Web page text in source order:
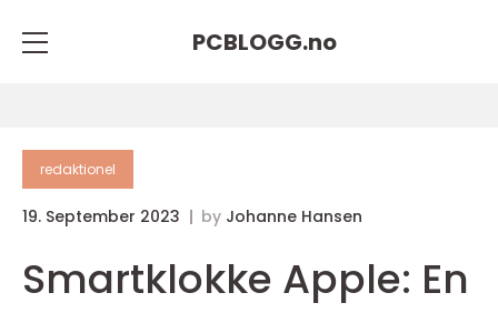
PCBLOGG.no
redaktionel
19. September 2023 by Johanne Hansen
Smartklokke Apple: En